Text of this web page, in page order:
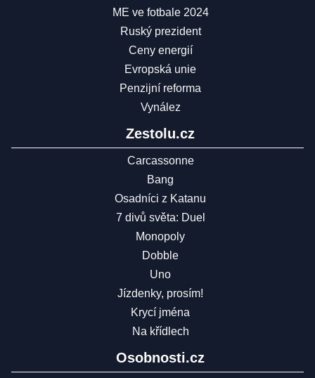
ME ve fotbale 2024
Ruský prezident
Ceny energií
Evropská unie
Penzijní reforma
Vynález
Zestolu.cz
Carcassonne
Bang
Osadníci z Katanu
7 divů světa: Duel
Monopoly
Dobble
Uno
Jízdenky, prosím!
Krycí jména
Na křídlech
Osobnosti.cz